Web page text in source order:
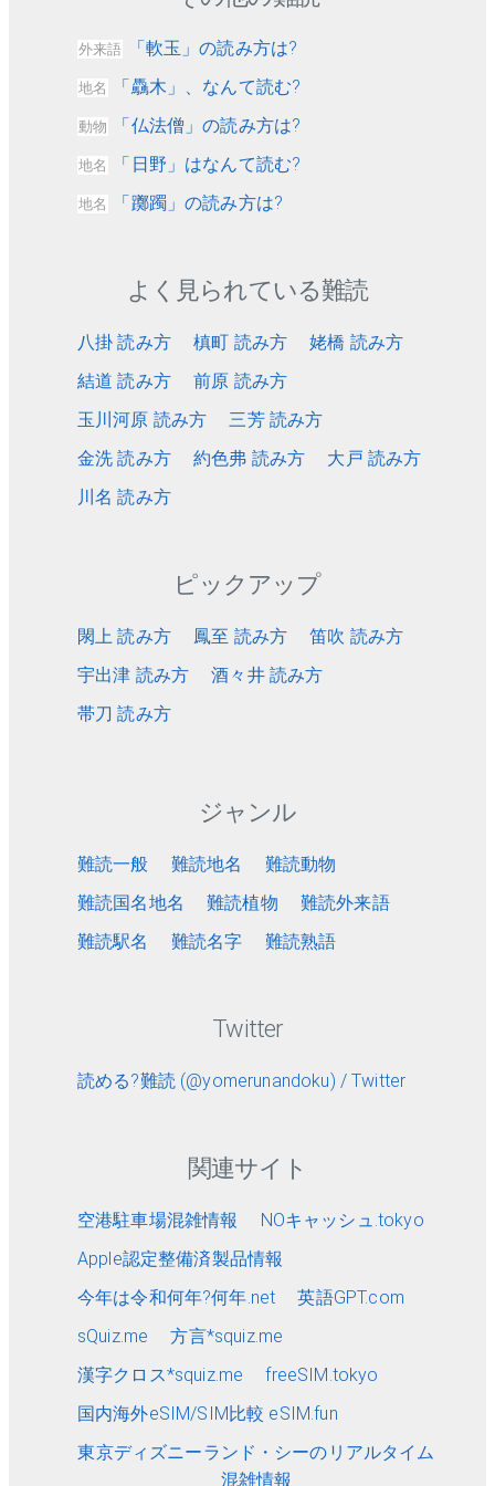
外来語 「軟玉」の読み方は?
地名 「驫木」、なんて読む?
動物 「仏法僧」の読み方は?
地名 「日野」はなんて読む?
地名 「躑躅」の読み方は?
よく見られている難読
八掛 読み方 槙町 読み方
姥橋 読み方
結道 読み方
前原 読み方
玉川河原 読み方
三芳 読み方
金洗 読み方
約色弗 読み方
大戸 読み方
川名 読み方
ピックアップ
閖上 読み方 鳳至 読み方
笛吹 読み方
宇出津 読み方
酒々井 読み方
帯刀 読み方
ジャンル
難読一般 難読地名
難読動物
難読国名地名
難読植物
難読外来語
難読駅名
難読名字 難読熟語
Twitter
読める?難読 (@yomerunandoku) / Twitter
関連サイト
空港駐車場混雑情報
NOキャッシュ.tokyo
Apple認定整備済製品情報
今年は令和何年?何年.net
英語GPT.com
sQuiz.me
方言*squiz.me
漢字クロス*squiz.me
freeSIM.tokyo
国内海外eSIM/SIM比較 eSIM.fun
東京ディズニーランド・シーのリアルタイム
混雑情報